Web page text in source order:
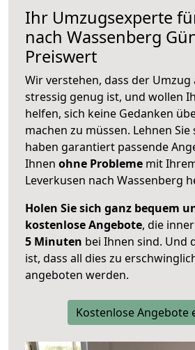
Ihr Umzugsexperte
nach Wassenberg
Preiswert
Wir verstehen, dass der Umzug
stressig genug ist, und wollen
helfen, sich keine Gedanken
machen zu müssen. Lehnen
haben garantiert passende
Ihnen ohne Probleme mit
Leverkusen nach Wassenberg
Holen Sie sich ganz bequem
kostenlose Angebote, die
5 Minuten bei Ihnen sind. Und
ist, dass all dies zu
angeboten werden.
Kostenlose Angebote